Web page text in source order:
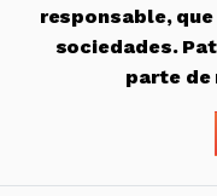
responsable,
sociedades.
parte de